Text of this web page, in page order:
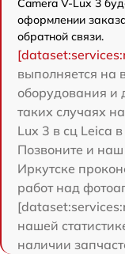
Camera V-Lux 3
оформлении
обратной связи.
выполняется на
оборудования и
таких случаях
Lux 3 в сц Leica
Позвоните и наш
Иркутске
работ над
нашей
наличии